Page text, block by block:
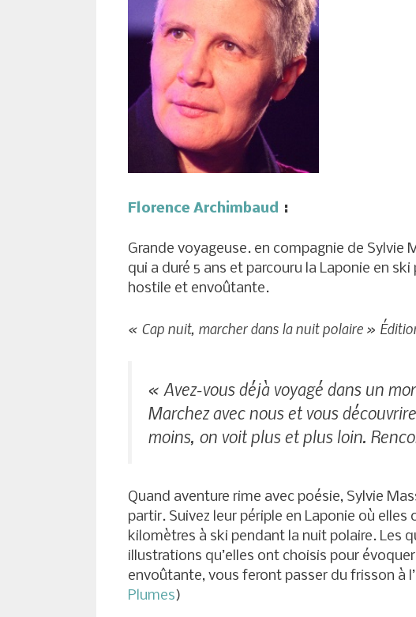
Florence Archimbaud :
Grande voyageuse. en compagnie de
qui a duré 5 ans et parcouru la Laponie en
hostile et envoûtante.
« Cap nuit, marcher dans la nuit polaire »
« Avez-vous déjà voyagé dans un
Marchez avec nous et vous
moins, on voit plus et plus loin.
Quand aventure rime avec poésie, Sylvie
partir. Suivez leur périple en Laponie où
kilomètres à ski pendant la nuit polaire. Les
illustrations qu’elles ont choisis pour
envoûtante, vous feront passer du frisson à
Plumes)